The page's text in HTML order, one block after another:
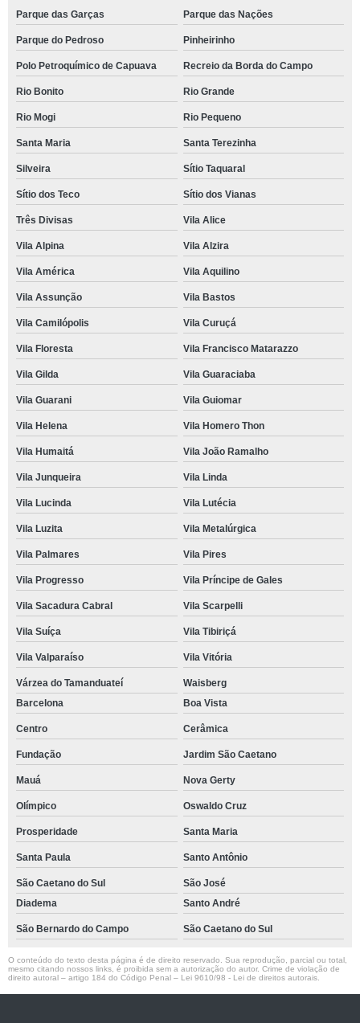
Parque das Garças Parque das Nações
Parque do Pedroso Pinheirinho
Polo Petroquímico de Capuava Recreio da Borda do Campo
Rio Bonito Rio Grande
Rio Mogi Rio Pequeno
Santa Maria Santa Terezinha
Silveira Sítio Taquaral
Sítio dos Teco Sítio dos Vianas
Três Divisas Vila Alice
Vila Alpina Vila Alzira
Vila América Vila Aquilino
Vila Assunção Vila Bastos
Vila Camilópolis Vila Curuçá
Vila Floresta Vila Francisco Matarazzo
Vila Gilda Vila Guaraciaba
Vila Guarani Vila Guiomar
Vila Helena Vila Homero Thon
Vila Humaitá Vila João Ramalho
Vila Junqueira Vila Linda
Vila Lucinda Vila Lutécia
Vila Luzita Vila Metalúrgica
Vila Palmares Vila Pires
Vila Progresso Vila Príncipe de Gales
Vila Sacadura Cabral Vila Scarpelli
Vila Suíça Vila Tibiriçá
Vila Valparaíso Vila Vitória
Várzea do Tamanduateí
Waisberg
Barcelona
Boa Vista
Centro Cerâmica
Fundação Jardim São Caetano
Mauá Nova Gerty
Olímpico Oswaldo Cruz
Prosperidade Santa Maria
Santa Paula Santo Antônio
São Caetano do Sul
São José
Diadema
Santo André
São Bernardo do Campo São Caetano do Sul
O conteúdo do texto desta página é de direito reservado. Sua reprodução, parcial ou total,
mesmo citando nossos links, é proibida sem a autorização do autor. Crime de violação de
direito autoral – artigo 184 do Código Penal – Lei 9610/98 - Lei de direitos autorais